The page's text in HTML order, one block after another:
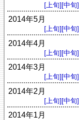
[上旬][中旬]
2014年5月
[上旬][中旬]
2014年4月
[上旬][中旬]
2014年3月
[上旬][中旬]
2014年2月
[上旬][中旬]
2014年1月